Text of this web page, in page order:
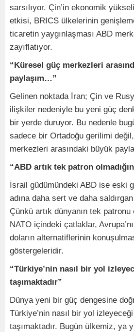
sarsılıyor. Çin’in ekonomik
etkisi, BRICS ülkelerinin
ticaretin yaygınlaşması ABD
zayıflatıyor.
“Küresel güç merkezleri
paylaşım…”
Gelinen noktada İran; Çin ve
ilişkiler nedeniyle bu yeni güç
bir yerde duruyor. Bu nedenle
sadece bir Ortadoğu gerilimi
merkezleri arasındaki büyük
“ABD artık tek patron
İsrail güdümündeki ABD ise eski
adına daha sert ve daha
Çünkü artık dünyanın tek patronu
NATO içindeki çatlaklar,
doların alternatiflerinin
göstergeleridir.
“Türkiye’nin nasıl bir yol
taşımaktadır”
Dünya yeni bir güç dengesine
Türkiye’nin nasıl bir yol
taşımaktadır. Bugün ülkemiz, ya